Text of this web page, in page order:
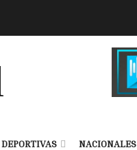
DEPORTIVAS NACIONALES